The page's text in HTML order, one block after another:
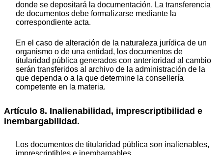
donde se depositará la documentación. La transferencia
de documentos debe formalizarse mediante la
correspondiente acta.
En el caso de alteración de la naturaleza jurídica de un
organismo o de una entidad, los documentos de
titularidad pública generados con anterioridad al cambio
serán transferidos al archivo de la administración de la
que dependa o a la que determine la consellería
competente en la materia.
Artículo 8. Inalienabilidad, imprescriptibilidad e
inembargabilidad.
Los documentos de titularidad pública son inalienables,
imprescriptibles e inembargables.